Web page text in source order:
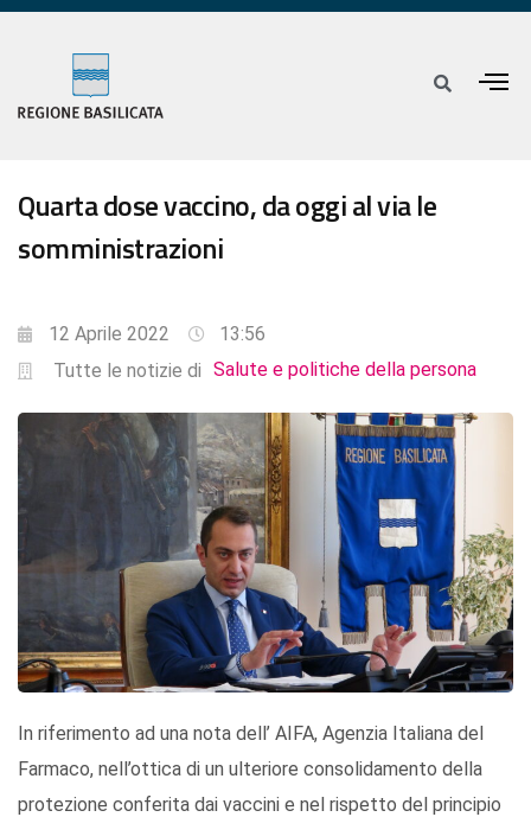
Quarta dose vaccino, da oggi al via le
somministrazioni
12 Aprile 2022
13:56
Tutte le notizie di Salute e politiche della persona
In riferimento ad una nota dell’ AIFA, Agenzia Italiana del
Farmaco, nell’ottica di un ulteriore consolidamento della
protezione conferita dai vaccini e nel rispetto del principio